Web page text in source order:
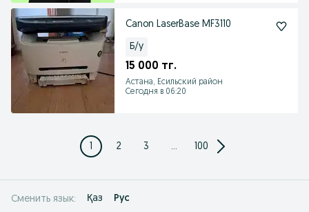
Canon LaserBase MF3110
Б/у
15 000 тг.
Астана, Есильский район
Сегодня в 06:20
1 2 3 ... 100
Сменить язык: Қаз Рус